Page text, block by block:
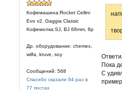
Кофемашина:Rocket Cellini
Evo v2, Gaggia Classic
Кофемолка:SJ, BJ 68mm, 8р
Др. оборудование: chemex,
wilfa, kruve, soy
Сообщений: 568
Спасибо сказали 94 раз в
77 постах
Пока
С